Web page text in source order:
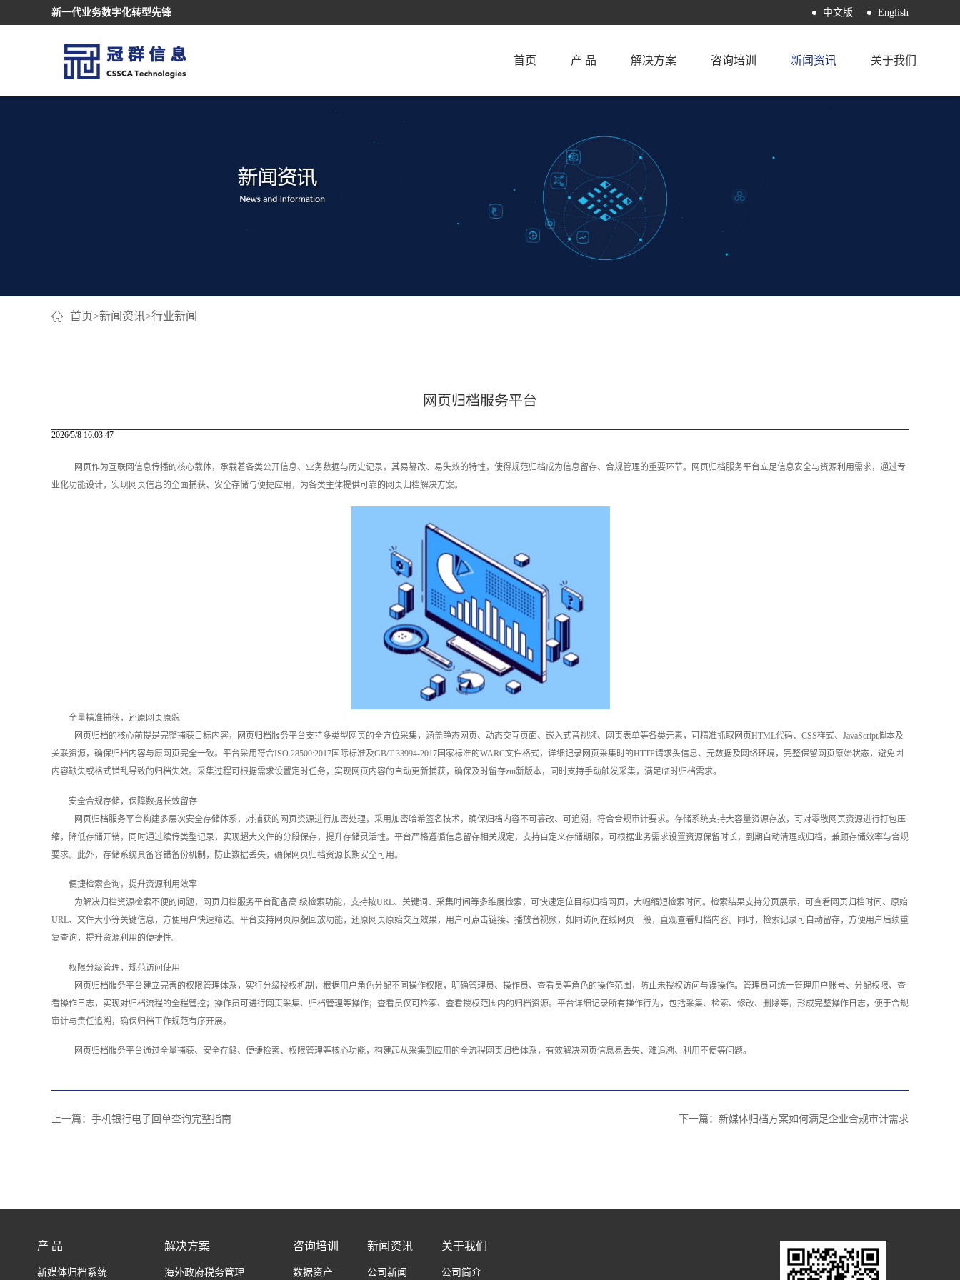
新一代业务数字化转型先锋 中文版 English
首页 产 品 解决方案 咨询培训 新闻资讯 关于我们
首页>新闻资讯>行业新闻
网页归档服务平台
2026/5/8 16:03:47
网页作为互联网信息传播的核心载体，承载着各类公开信息、业务数据与历史记录，其易篡改、易失效的特性，使得规范归档成为信息留存、合规管理的重要环节。网页归档服务平台立足信息安全与资源利用需求，通过专
业化功能设计，实现网页信息的全面捕获、安全存储与便捷应用，为各类主体提供可靠的网页归档解决方案。
全量精准捕获，还原网页原貌
网页归档的核心前提是完整捕获目标内容，网页归档服务平台支持多类型网页的全方位采集，涵盖静态网页、动态交互页面、嵌入式音视频、网页表单等各类元素，可精准抓取网页HTML代码、CSS样式、JavaScript脚本及
关联资源，确保归档内容与原网页完全一致。平台采用符合ISO 28500:2017国际标准及GB/T 33994-2017国家标准的WARC文件格式，详细记录网页采集时的HTTP请求头信息、元数据及网络环境，完整保留网页原始状态，避免因
内容缺失或格式错乱导致的归档失效。采集过程可根据需求设置定时任务，实现网页内容的自动更新捕获，确保及时留存zui新版本，同时支持手动触发采集，满足临时归档需求。
安全合规存储，保障数据长效留存
网页归档服务平台构建多层次安全存储体系，对捕获的网页资源进行加密处理，采用加密哈希签名技术，确保归档内容不可篡改、可追溯，符合合规审计要求。存储系统支持大容量资源存放，可对零散网页资源进行打包压
缩，降低存储开销，同时通过续传类型记录，实现超大文件的分段保存，提升存储灵活性。平台严格遵循信息留存相关规定，支持自定义存储期限，可根据业务需求设置资源保留时长，到期自动清理或归档，兼顾存储效率与合规
要求。此外，存储系统具备容错备份机制，防止数据丢失，确保网页归档资源长期安全可用。
便捷检索查询，提升资源利用效率
为解决归档资源检索不便的问题，网页归档服务平台配备高 级检索功能，支持按URL、关键词、采集时间等多维度检索，可快速定位目标归档网页，大幅缩短检索时间。检索结果支持分页展示，可查看网页归档时间、原始
URL、文件大小等关键信息，方便用户快速筛选。平台支持网页原貌回放功能，还原网页原始交互效果，用户可点击链接、播放音视频，如同访问在线网页一般，直观查看归档内容。同时，检索记录可自动留存，方便用户后续重
复查询，提升资源利用的便捷性。
权限分级管理，规范访问使用
网页归档服务平台建立完善的权限管理体系，实行分级授权机制，根据用户角色分配不同操作权限，明确管理员、操作员、查看员等角色的操作范围，防止未授权访问与误操作。管理员可统一管理用户账号、分配权限、查
看操作日志，实现对归档流程的全程管控；操作员可进行网页采集、归档管理等操作；查看员仅可检索、查看授权范围内的归档资源。平台详细记录所有操作行为，包括采集、检索、修改、删除等，形成完整操作日志，便于合规
审计与责任追溯，确保归档工作规范有序开展。
网页归档服务平台通过全量捕获、安全存储、便捷检索、权限管理等核心功能，构建起从采集到应用的全流程网页归档体系，有效解决网页信息易丢失、难追溯、利用不便等问题。‍
上一篇： 手机银行电子回单查询完整指南 下一篇： 新媒体归档方案如何满足企业合规审计需求
产 品
新媒体归档系统
解决方案
海外政府税务管理
咨询培训
数据资产
新闻资讯
公司新闻
关于我们
公司简介